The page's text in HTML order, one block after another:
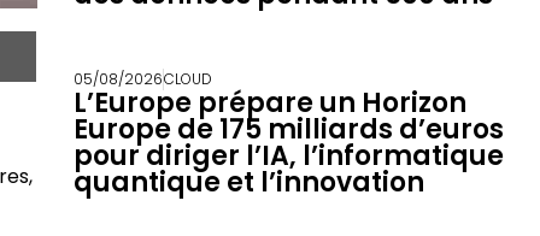
05/08/2026CLOUD
L’Europe prépare un Horizon
Europe de 175 milliards d’euros
pour diriger l’IA, l’informatique
quantique et l’innovation